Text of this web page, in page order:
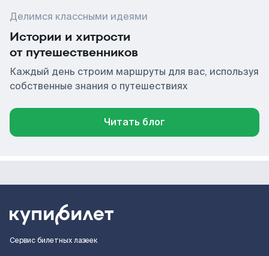
Делимся классными идеями
Истории и хитрости
от путешественников
Каждый день строим маршруты для вас, используя
собственные знания о путешествиях
Читать блог
Сервис билетных лазеек